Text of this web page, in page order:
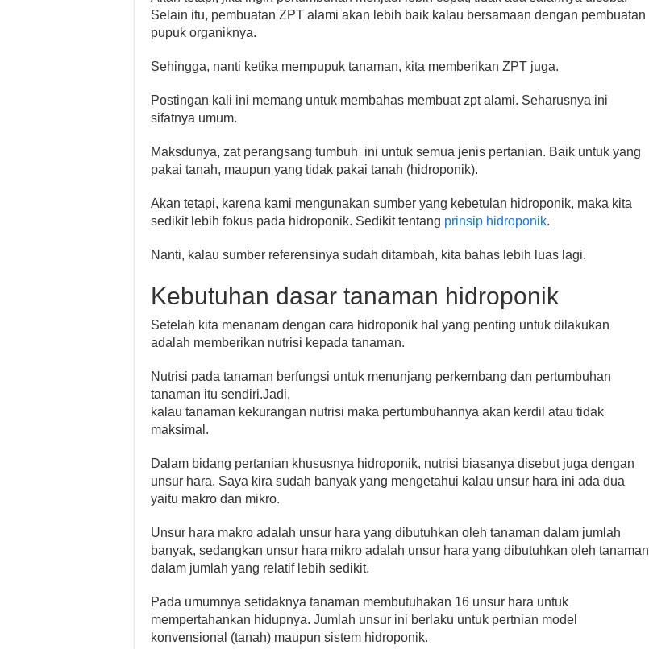
Selain itu, pembuatan ZPT alami akan lebih baik kalau bersamaan dengan pembuatan
pupuk organiknya.
Sehingga, nanti ketika mempupuk tanaman, kita memberikan ZPT juga.
Postingan kali ini memang untuk membahas membuat zpt alami. Seharusnya ini
sifatnya umum.
Maksdunya, zat perangsang tumbuh ini untuk semua jenis pertanian. Baik untuk yang
pakai tanah, maupun yang tidak pakai tanah (hidroponik).
Akan tetapi, karena kami mengunakan sumber yang kebetulan hidroponik, maka kita
sedikit lebih fokus pada hidroponik. Sedikit tentang prinsip hidroponik.
Nanti, kalau sumber referensinya sudah ditambah, kita bahas lebih luas lagi.
Kebutuhan dasar tanaman hidroponik
Setelah kita menanam dengan cara hidroponik hal yang penting untuk dilakukan
adalah memberikan nutrisi kepada tanaman.
Nutrisi pada tanaman berfungsi untuk menunjang perkembang dan pertumbuhan
tanaman itu sendiri.Jadi,
kalau tanaman kekurangan nutrisi maka pertumbuhannya akan kerdil atau tidak
maksimal.
Dalam bidang pertanian khususnya hidroponik, nutrisi biasanya disebut juga dengan
unsur hara. Saya kira sudah banyak yang mengetahui kalau unsur hara ini ada dua
yaitu makro dan mikro.
Unsur hara makro adalah unsur hara yang dibutuhkan oleh tanaman dalam jumlah
banyak, sedangkan unsur hara mikro adalah unsur hara yang dibutuhkan oleh tanaman
dalam jumlah yang relatif lebih sedikit.
Pada umumnya setidaknya tanaman membutuhakan 16 unsur hara untuk
mempertahankan hidupnya. Jumlah unsur ini berlaku untuk pertnian model
konvensional (tanah) maupun sistem hidroponik.